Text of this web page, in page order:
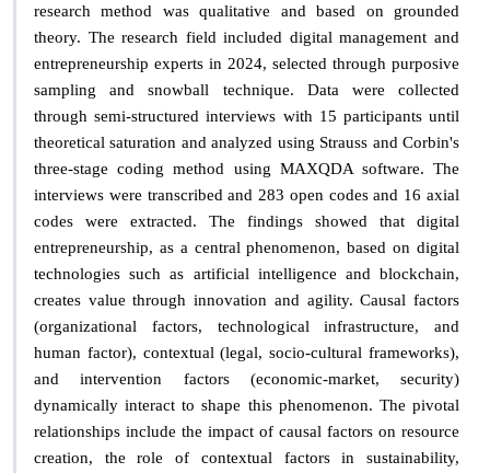
research method was qualitative and based on grounded
theory. The research field included digital management and
entrepreneurship experts in 2024, selected through purposive
sampling and snowball technique. Data were collected
through semi-structured interviews with 15 participants until
theoretical saturation and analyzed using Strauss and Corbin's
three-stage coding method using MAXQDA software. The
interviews were transcribed and 283 open codes and 16 axial
codes were extracted. The findings showed that digital
entrepreneurship, as a central phenomenon, based on digital
technologies such as artificial intelligence and blockchain,
creates value through innovation and agility. Causal factors
(organizational factors, technological infrastructure, and
human factor), contextual (legal, socio-cultural frameworks),
and intervention factors (economic-market, security)
dynamically interact to shape this phenomenon. The pivotal
relationships include the impact of causal factors on resource
creation, the role of contextual factors in sustainability,